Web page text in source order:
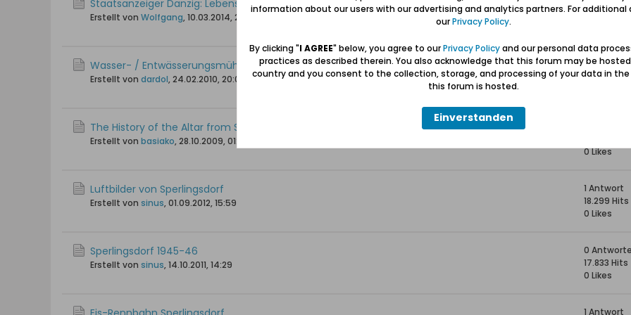
Staatsanzeiger Danzig: Lebensretter in Sperlingsdorf
Erstellt von Wolfgang, 10.03.2014, 21:08
2
18.003 Hits
Wasser- / Entwässerungsmühlen in Sperlingsdorf
Erstellt von dardol, 24.02.2010, 20:03
11
26.689 Hits
The History of the Altar from Sperlingsdorf - the lost wing
Erstellt von basiako, 28.10.2009, 01:42
0 Likes
Luftbilder von Sperlingsdorf
Erstellt von sinus, 01.09.2012, 15:59
1 Antwort
18.299 Hits
0 Likes
Sperlingsdorf 1945-46
Erstellt von sinus, 14.10.2011, 14:29
0
17.833 Hits
0 Likes
1 Antwort
information about our users with our advertising and analytics partners. For additional
ourPrivacy Policy.
By clicking "I AGREE" below, you agree to ourPrivacy Policyand our personal data
practices as described therein. You also acknowledge that this forum may be
country and you consent to the collection, storage, and processing of your data in
this forum is hosted.
Einverstanden